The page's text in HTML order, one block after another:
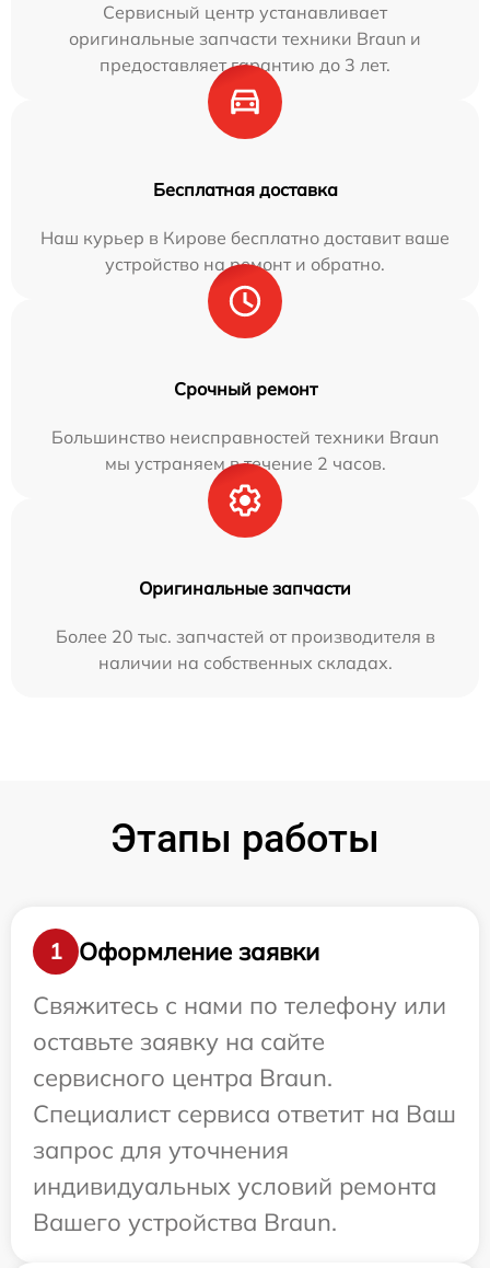
Сервисный центр устанавливает
оригинальные запчасти техники Braun и
предоставляет гарантию до 3 лет.
Бесплатная доставка
Наш курьер в Кирове бесплатно доставит ваше
устройство на ремонт и обратно.
Срочный ремонт
Большинство неисправностей техники Braun
мы устраняем в течение 2 часов.
Оригинальные запчасти
Более 20 тыс. запчастей от производителя в
наличии на собственных складах.
Этапы работы
1
Оформление заявки
Свяжитесь с нами по телефону или
оставьте заявку на сайте
сервисного центра Braun.
Специалист сервиса ответит на Ваш
запрос для уточнения
индивидуальных условий ремонта
Вашего устройства Braun.